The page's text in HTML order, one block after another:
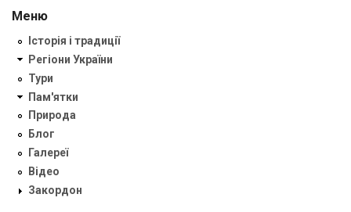
Меню
Історія і традиції
Регіони України
Тури
Пам'ятки
Природа
Блог
Галереї
Відео
Закордон